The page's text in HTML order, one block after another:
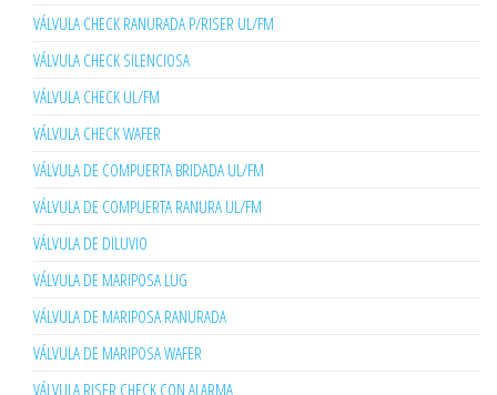
VÁLVULA CHECK RANURADA P/RISER UL/FM
VÁLVULA CHECK SILENCIOSA
VÁLVULA CHECK UL/FM
VÁLVULA CHECK WAFER
VÁLVULA DE COMPUERTA BRIDADA UL/FM
VÁLVULA DE COMPUERTA RANURA UL/FM
VÁLVULA DE DILUVIO
VÁLVULA DE MARIPOSA LUG
VÁLVULA DE MARIPOSA RANURADA
VÁLVULA DE MARIPOSA WAFER
VÁLVULA RISER CHECK CON ALARMA